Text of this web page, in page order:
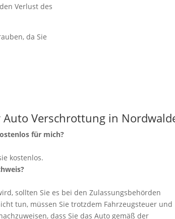
Verlust des
da Sie
Auto Verschrottung in
für mich?
kostenlos.
sollten Sie es bei den Zulassungsbehörden
tun, müssen Sie trotzdem Fahrzeugsteuer und
dass Sie das Auto gemäß der